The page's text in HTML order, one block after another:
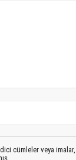
cümleler veya imalar,